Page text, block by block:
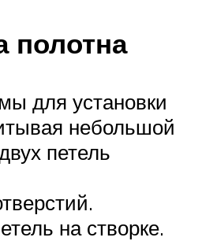
полотна
для установки
небольшой
петель
на створке.